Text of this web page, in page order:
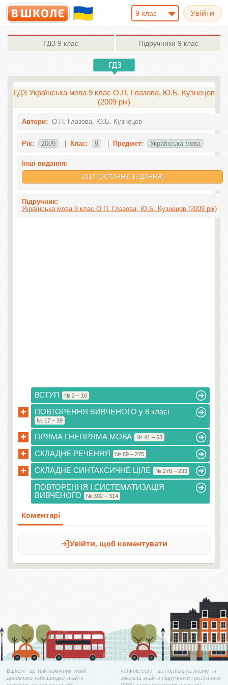
9-клас
ГДЗ 9 клас Підручники 9 клас
ГДЗ Українська мова 9 клас О.П. Глазова, Ю.Б. Кузнецов
(2009 рік)
Автори: О.П. Глазова, Ю.Б. Кузнецов
Рік: 2009 Клас: 9 Предмет: Українська мова
Інші видання:
2017 (ОСТАННЄ ВИДАННЯ)
Підручник:
Українська мова 9 клас О.П. Глазова, Ю.Б. Кузнецов (2009 рік)
ВСТУП № 2 – 16
+ ПОВТОРЕННЯ ВИВЧЕНОГО у 8 класі
№ 17 – 39
+ ПРЯМА І НЕПРЯМА МОВА № 41 – 63
+ СКЛАДНЕ РЕЧЕННЯ № 69 – 275
+ СКЛАДНЕ СИНТАКСИЧНЕ ЦІЛЕ № 278 – 293
ПОВТОРЕННЯ І СИСТЕМАТИЗАЦІЯ
ВИВЧЕНОГО
№ 302 – 314
Вшколі - це твій помічник, який
допоможе тобі швидко знайти
vshkole.com - це портал, на якому ти
зможеш знайти підручники і роз'язники